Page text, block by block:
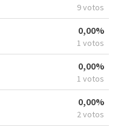
9 votos
0,00%
1 votos
0,00%
1 votos
0,00%
2 votos